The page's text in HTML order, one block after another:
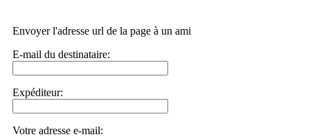
Envoyer l'adresse url de la page à un ami
E-mail du destinataire:
Expéditeur:
Votre adresse e-mail: